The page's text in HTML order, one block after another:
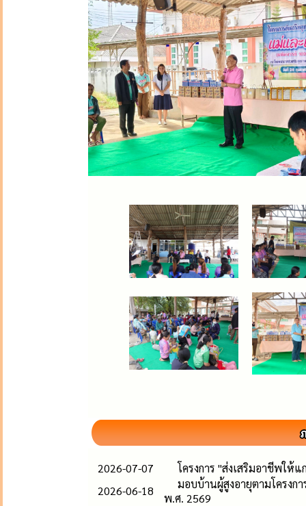
2026-07-07
โครงการ "ส่งเสริมอาชีพใ
2026-06-18
มอบบ้านผู้สูงอายุตามโครงก
พ.ศ. 2569